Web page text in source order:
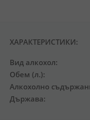
ХАРАКТЕРИСТИКИ:
Вид алкохол
Обем (л.)
Алкохолно
Държава